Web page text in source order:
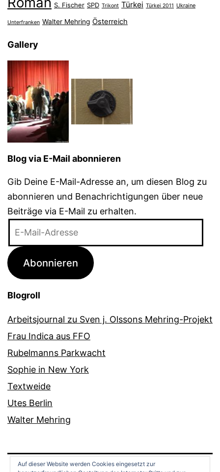
S. Fischer SPD Trikont Türkei Türkei 2011 Ukraine
Unterfranken Walter Mehring Österreich
Gallery
Blog via E-Mail abonnieren
Gib Deine E-Mail-Adresse an, um diesen Blog zu
abonnieren und Benachrichtigungen über neue
Beiträge via E-Mail zu erhalten.
Adresse
Abonnieren
Blogroll
Arbeitsjournal zu Sven j. Olssons Mehring-Projekt
Frau Indica aus FFO
Rubelmanns Parkwacht
Sophie in New York
Textweide
Utes Berlin
Walter Mehring
Auf dieser Website werden Cookies eingesetzt zur